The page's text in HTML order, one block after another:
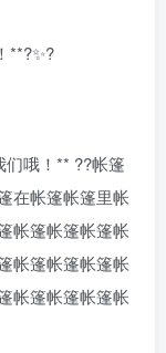
**?✨?
哦！** ??帐篷
在帐篷帐篷里帐
帐篷帐篷帐篷帐
帐篷帐篷帐篷帐
帐篷帐篷帐篷帐